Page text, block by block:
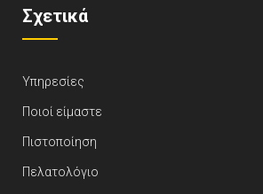
Σχετικά
Υπηρεσίες
Ποιοί είμαστε
Πιστοποίηση
Πελατολόγιο